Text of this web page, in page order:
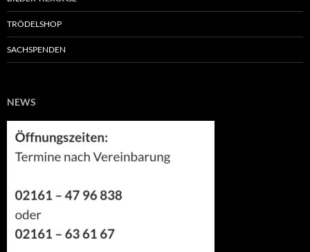
TRÖDELSHOP
SACHSPENDEN
NEWS